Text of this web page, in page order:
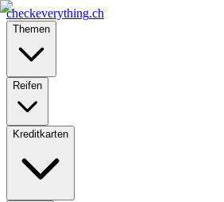
checkeverything.ch
Themen
Reifen
Kreditkarten